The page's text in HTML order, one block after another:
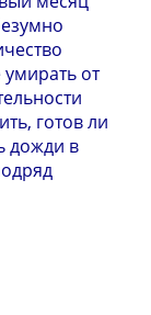
умирать от
готов ли
дожди в